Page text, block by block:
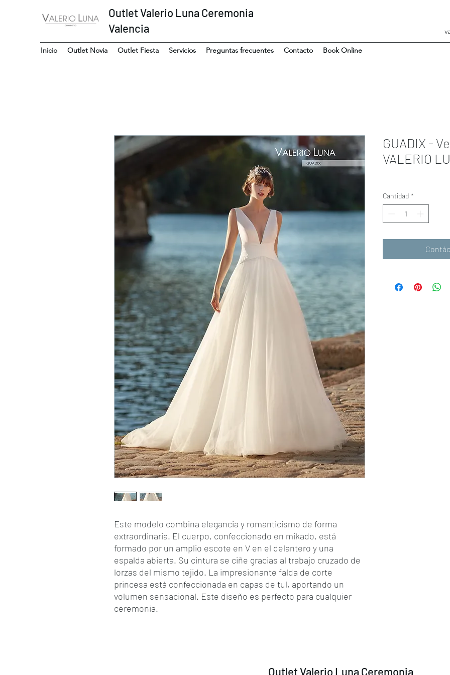
Outlet Valerio Luna Ceremonia
Valencia
Inicio Outlet Novia Outlet Fiesta Servicios Preguntas frecuentes Contacto Book Online
Este modelo combina elegancia y romanticismo de forma
extraordinaria. El cuerpo, confeccionado en mikado, está
formado por un amplio escote en V en el delantero y una
espalda abierta. Su cintura se ciñe gracias al trabajo cruzado de
lorzas del mismo tejido. La impresionante falda de corte
princesa está confeccionada en capas de tul, aportando un
volumen sensacional. Este diseño es perfecto para cualquier
ceremonia.
GUADIX -
VALERIO
Cantidad *
Outlet Valerio Luna Ceremonia